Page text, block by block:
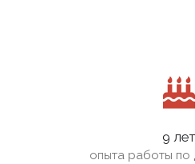
9 лет
опыта работы по